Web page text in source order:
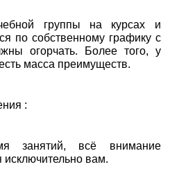
группы на курсах и
по собственному графику с
огорчать. Более того, у
масса преимуществ.
:
занятий, всё внимание
исключительно вам.